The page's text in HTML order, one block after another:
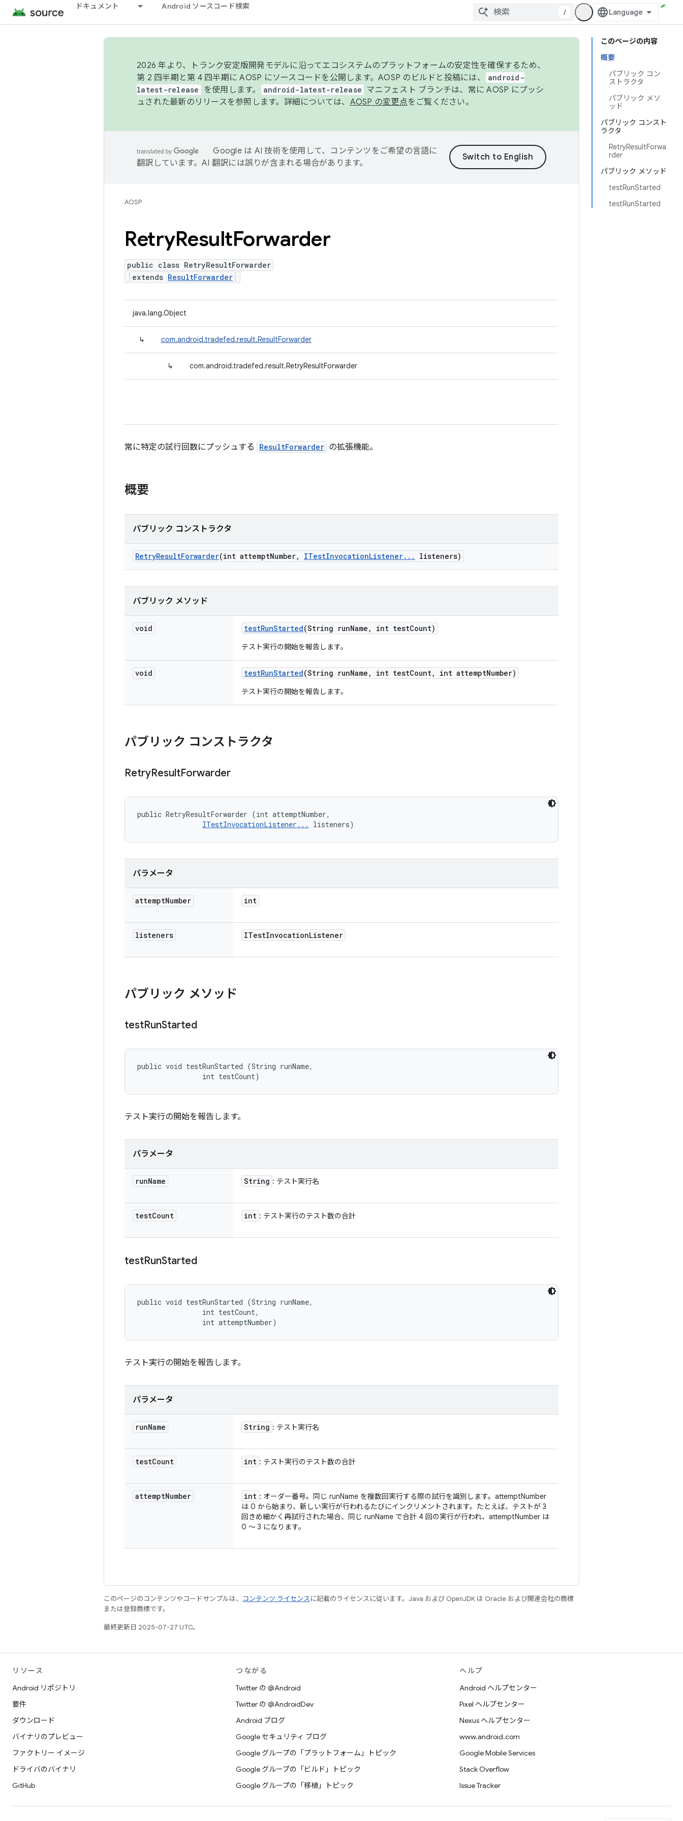
ドキュメント Android ソースコード検索
/
このページの内容
概要
パブリック コン
ストラクタ
パブリック メソ
ッド
パブリック コンスト
ラクタ
RetryResultForwa
rder
パブリック メソッド
testRunStarted
testRunStarted
2026 年より、トランク安定版開発モデルに沿ってエコシステムのプラットフォームの安定性を確保するため、
第 2 四半期と第 4 四半期に AOSP にソースコードを公開します。AOSP のビルドと投稿には、
android-
latest-release
を使用します。 android-latest-release マニフェスト ブランチは、常に AOSP にプッシ
ュされた最新のリリースを参照します。詳細については、 AOSP の変更点をご覧ください。
Google は AI 技術を使用して、コンテンツをご希望の言語に
翻訳しています。AI 翻訳には誤りが含まれる場合があります。
AOSP
RetryResultForwarder
public class RetryResultForwarder
extends ResultForwarder
java.lang.Object
↳ com.android.tradefed.result.ResultForwarder
↳ com.android.tradefed.result.RetryResultForwarder
常に特定の試行回数にプッシュする ResultForwarder の拡張機能。
概要
パブリック コンストラクタ
RetryResultForwarder(int attemptNumber, ITestInvocationListener. . . listeners)
パブリック メソッド
void testRunStarted(String runName , int testCount)
テスト実行の開始を報告します。
void testRunStarted(String runName , int testCount, int attemptNumber)
テスト実行の開始を報告します。
パブリック コンストラクタ
RetryResultForwarder
public RetryResultForwarder (int attemptNumber,
ITestInvocationListener...
listeners)
パラメータ
attemptNumber int
listeners ITestInvocationListener
パブリック メソッド
testRunStarted
public void testRunStarted (String runName,
                int testCount)
テスト実行の開始を報告します。
パラメータ
runName String : テスト実行名
testCount int : テスト実行のテスト数の合計
testRunStarted
public void testRunStarted (String runName,
                int testCount,
                int attemptNumber)
テスト実行の開始を報告します。
パラメータ
runName String : テスト実行名
testCount int : テスト実行のテスト数の合計
attemptNumber int : オーダー番号。同じ runName を複数回実行する際の試行を識別します。attemptNumber
は 0 から始まり、新しい実行が行われるたびにインクリメントされます。たとえば、テストが 3
回きめ細かく再試行された場合、同じ runName で合計 4 回の実行が行われ、attemptNumber は
0 ～ 3 になります。
このページのコンテンツやコードサンプルは、 コンテンツ ライセンスに記載のライセンスに従います。Java および OpenJDK は Oracle および関連会社の商標
または登録商標です。
最終更新日 2025-07-27 UTC。
リソース
Android リポジトリ
要件
ダウンロード
バイナリのプレビュー
ファクトリー イメージ
ドライバのバイナリ
GitHub
つながる
Twitter の @Android
Twitter の @AndroidDev
Android ブログ
Google セキュリティ ブログ
Google グループの「プラットフォーム」トピック
Google グループの「ビルド」トピック
Google グループの「移植」トピック
ヘルプ
Android ヘルプセンター
Pixel ヘルプセンター
Nexus ヘルプセンター
www.android.com
Google Mobile Services
Stack Overflow
Issue Tracker